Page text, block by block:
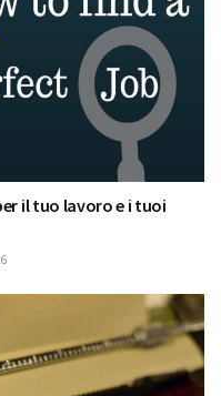
il tuo lavoro e i tuoi